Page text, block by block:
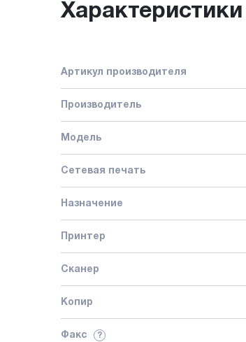
Характеристики
Артикул производителя
Производитель
Модель
Сетевая печать
Назначение
Принтер
Сканер
Копир
Факс ?